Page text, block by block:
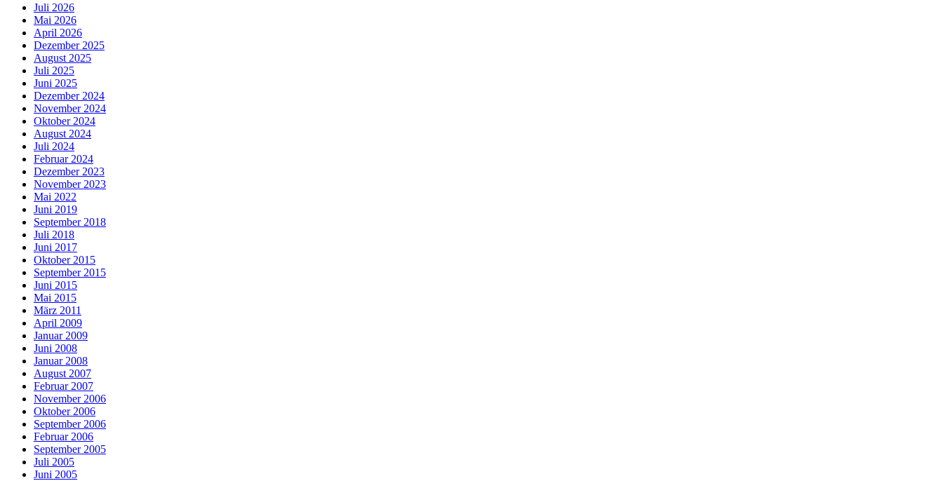
Juli 2026
Mai 2026
April 2026
Dezember 2025
August 2025
Juli 2025
Juni 2025
Dezember 2024
November 2024
Oktober 2024
August 2024
Juli 2024
Februar 2024
Dezember 2023
November 2023
Mai 2022
Juni 2019
September 2018
Juli 2018
Juni 2017
Oktober 2015
September 2015
Juni 2015
Mai 2015
März 2011
April 2009
Januar 2009
Juni 2008
Januar 2008
August 2007
Februar 2007
November 2006
Oktober 2006
September 2006
Februar 2006
September 2005
Juli 2005
Juni 2005